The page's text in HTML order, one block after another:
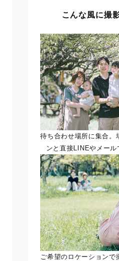
こんな風に撮
待ち合わせ場所に集合。
ンと直接LINEやメール
ご希望のロケーションで